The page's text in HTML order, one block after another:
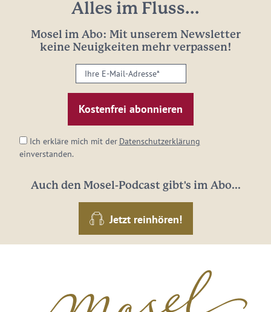
Alles im Fluss...
Mosel im Abo: Mit unserem Newsletter
keine Neuigkeiten mehr verpassen!
Ihre
E-
Mail-
Adresse:
Ich erkläre mich mit der Datenschutzerklärung
einverstanden.
Auch den Mosel-Podcast gibt's im Abo...
Jetzt reinhören!